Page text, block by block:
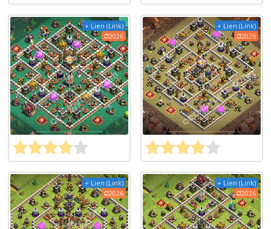
+ Lien (Link)
2026
+ Lien (Link)
2026
+ Lien (Link)
2026
+ Lien (Link)
2026